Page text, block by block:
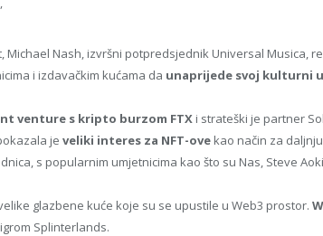
Michael Nash, izvršni potpredsjednik Universal Musica,
i izdavačkim kućama da unaprijede svoj kulturni
venture s kripto burzom FTX i strateški je partner
je veliki interes za NFT-ove kao način za
s popularnim umjetnicima kao što su Nas, Steve
glazbene kuće koje su se upustile u Web3 prostor.
Splinterlands.